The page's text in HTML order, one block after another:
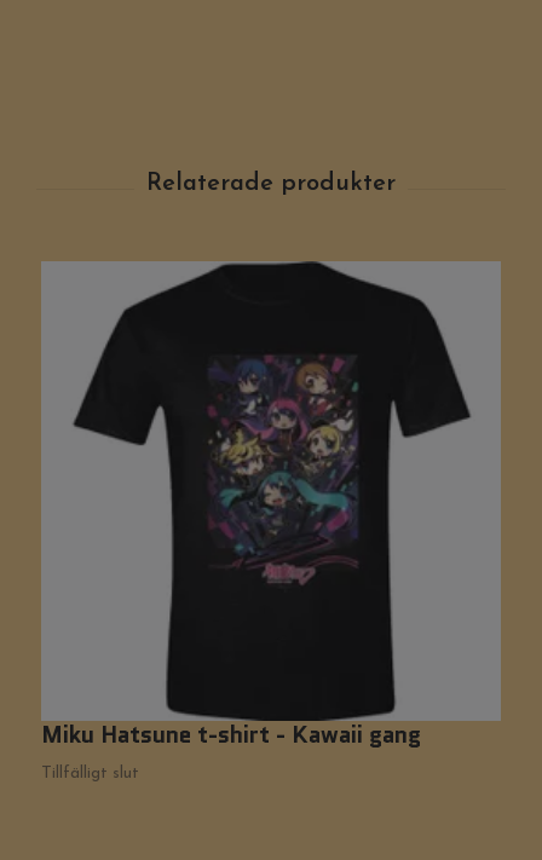
Miku Hatsune t-shirt - Kawaii gang
Tillfälligt slut